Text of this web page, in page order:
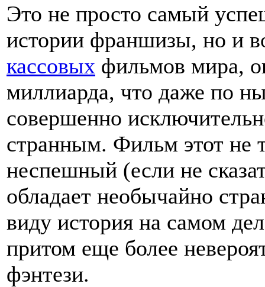
Это не просто самый
истории франшизы, но и
кассовых фильмов мира,
миллиарда, что даже по
совершенно
странным. Фильм этот не
неспешный (если не
обладает необычайно
виду история на самом
притом еще более
фэнтези.